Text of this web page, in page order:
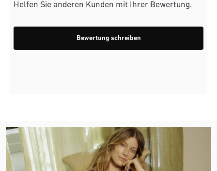
Helfen Sie anderen Kunden mit Ihrer Bewertung.
Bewertung schreiben